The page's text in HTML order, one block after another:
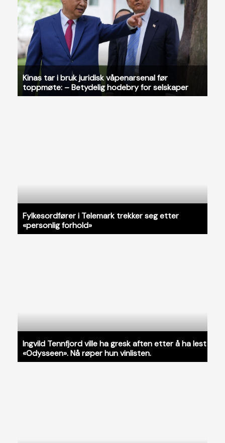
Kinas tar i bruk juridisk våpenarsenal før
toppmøte: – Betydelig hodebry for selskaper
Fylkesordfører i Telemark trekker seg etter
«personlig forhold»
Ingvild Tennfjord ville ha gresk aften etter å ha lest
«Odysseen». Nå røper hun vinlisten.